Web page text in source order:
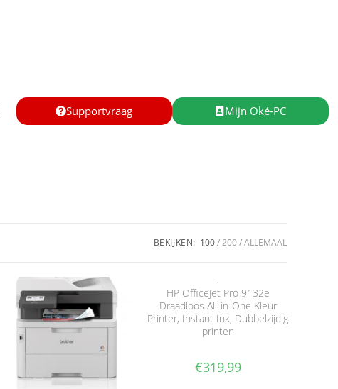
Supportvraag Mijn Oké-PC
BEKIJKEN: 100 200 ALLEMAAL
HP OfficeJet Pro 9132e
Draadloos All-in-One Kleur
Printer, Instant Ink, Dubbelzijdig
printen
€319,99